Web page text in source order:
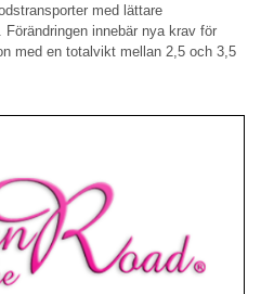
med lättare
innebär nya krav för
med en totalvikt mellan 2,5 och 3,5